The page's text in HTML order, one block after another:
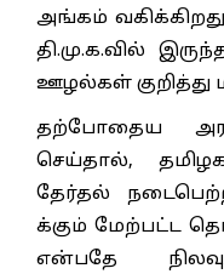
அங்கம்
தி.மு.க.வில்
ஊழல்கள் குறித்து
தற்போதைய
செய்தால்,
தேர்தல்
க்கும் மேற்பட்ட
என்பதே